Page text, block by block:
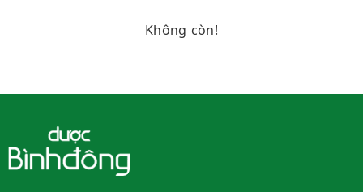
Phòng ngừa, Bảo vệ hệ Hô hấp và Phổi
Rối loạn kinh nguyệt
Rụng tóc
Không còn!